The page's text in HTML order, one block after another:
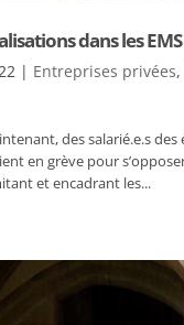
dans les
| Entreprises privées,
des salarié.e.s
en grève pour
et encadrant les...